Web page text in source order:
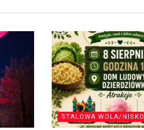
STALOWA WOLA/NISKO